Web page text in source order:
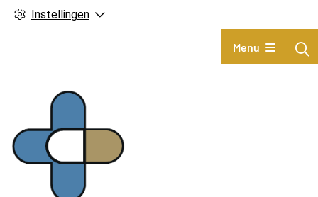
Instellingen
Hoofdmenu
Menu